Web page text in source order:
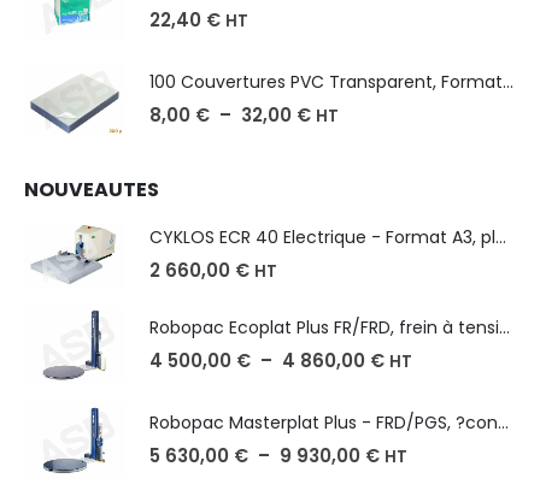
22,40 € HT
100 Couvertures PVC Transparent, Format A3-A4-A5
8,00 € – 32,00 € HT
NOUVEAUTES
CYKLOS ECR 40 Electrique - Format A3, plusieurs unités coupe
2 660,00 € HT
Robopac Ecoplat Plus FR/FRD, frein à tension mécanique
4 500,00 € – 4 860,00 € HT
Robopac Masterplat Plus - FRD/PGS, ?conomie et performance
5 630,00 € – 9 930,00 € HT